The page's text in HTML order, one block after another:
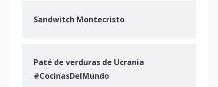
Sandwitch Montecristo
Paté de verduras de Ucrania
#CocinasDelMundo